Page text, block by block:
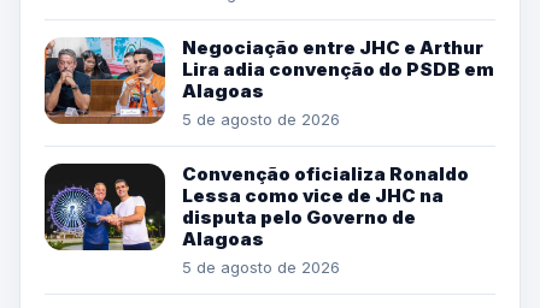
Negociação entre JHC e Arthur
Lira adia convenção do PSDB em
Alagoas
5 de agosto de 2026
Convenção oficializa Ronaldo
Lessa como vice de JHC na
disputa pelo Governo de
Alagoas
5 de agosto de 2026